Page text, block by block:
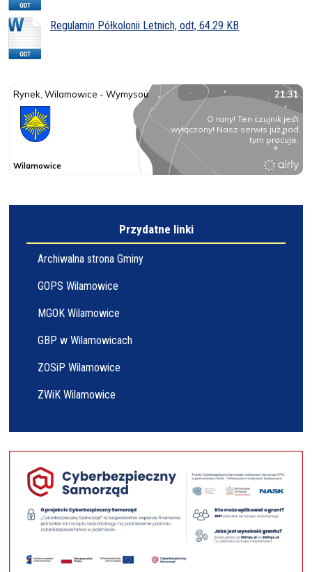
Regulamin Półkolonii Letnich, odt, 64.29 KB
Przydatne linki
Archiwalna strona Gminy
GOPS Wilamowice
MGOK Wilamowice
GBP w Wilamowicach
ZOSiP Wilamowice
ZWiK Wilamowice